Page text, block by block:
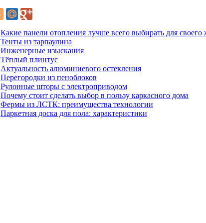
Какие панели отопления лучше всего выбирать для
Тенты из тарпаулина
Инженерные изыскания
Тёплый плинтус
Актуальность алюминиевого остекления
Перегородки из пеноблоков
Рулонные шторы с электроприводом
Почему стоит сделать выбор в пользу каркасного дома
Фермы из ЛСТК: преимущества технологии
Паркетная доска для пола: характеристики